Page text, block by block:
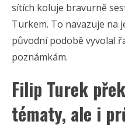
sítích koluje bravurně
Turkem. To navazuje na
původní podobě vyvolal
poznámkám.
Filip Turek
tématy, ale i